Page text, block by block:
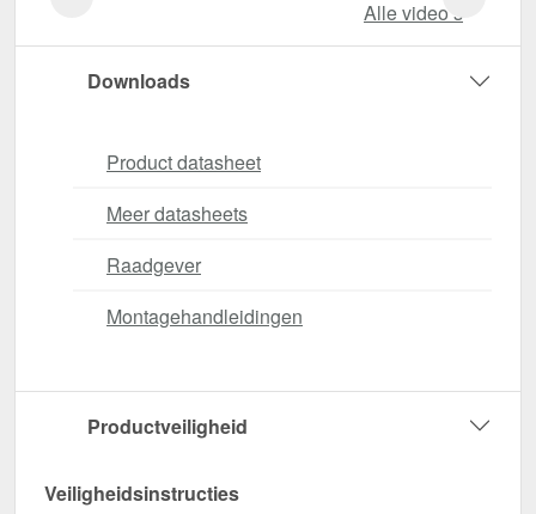
Alle video‘s
Downloads
Product datasheet
Meer datasheets
Raadgever
Montagehandleidingen
Productveiligheid
Veiligheidsinstructies